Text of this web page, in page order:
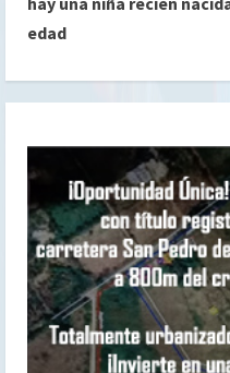
e
l
y
e
n
d
o
edad